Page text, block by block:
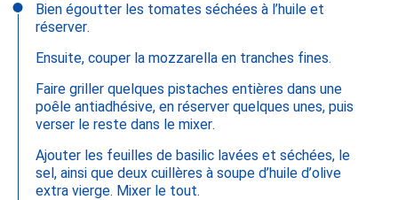
Bien égoutter les tomates séchées à l’huile et
réserver.
Ensuite, couper la mozzarella en tranches fines.
Faire griller quelques pistaches entières dans une
poêle antiadhésive, en réserver quelques unes, puis
verser le reste dans le mixer.
Ajouter les feuilles de basilic lavées et séchées, le
sel, ainsi que deux cuillères à soupe d’huile d’olive
extra vierge. Mixer le tout.